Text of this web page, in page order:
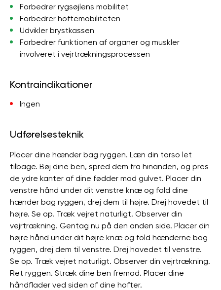
Forbedrer rygsøjlens mobilitet
Forbedrer hoftemobiliteten
Udvikler brystkassen
Forbedrer funktionen af ​​organer og muskler
involveret i vejrtrækningsprocessen
Kontraindikationer
Ingen
Udførelsesteknik
Placer dine hænder bag ryggen. Læn din torso let
tilbage. Bøj dine ben, spred dem fra hinanden, og pres
de ydre kanter af dine fødder mod gulvet. Placer din
venstre hånd under dit venstre knæ og fold dine
hænder bag ryggen, drej dem til højre. Drej hovedet til
højre. Se op. Træk vejret naturligt. Observer din
vejrtrækning. Gentag nu på den anden side. Placer din
højre hånd under dit højre knæ og fold hænderne bag
ryggen, drej dem til venstre. Drej hovedet til venstre.
Se op. Træk vejret naturligt. Observer din vejrtrækning.
Ret ryggen. Stræk dine ben fremad. Placer dine
håndflader ved siden af ​​dine hofter.